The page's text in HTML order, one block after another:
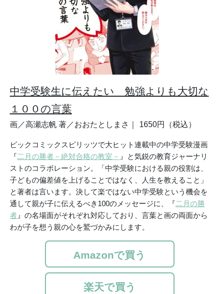
中学受験生に伝えたい 勉強よりも大切な
１００の言葉
画／高瀬志帆 著／おおたとしまさ｜ 1650円（税込）
ビックコミックスピリッツで大ヒット連載中の中学受験漫画
『二月の勝者－絶対合格の教室－ 』と気鋭の教育ジャーナリ
ストのコラボレーション。「中学受験における親の役割は、
子どもの偏差値を上げることではなく、人生を教えること」
と著者は言います。決して楽ではない中学受験という機会を
通して親が子に伝えるべき100のメッセージに、『二月の勝
者 』の名場面がそれぞれ対応しており、言葉と画の両面から
わが子を想う親の心を鷲づかみにします。
Amazonで買う
楽天で買う